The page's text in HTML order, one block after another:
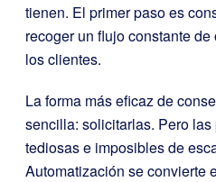
tienen. El primer paso es
recoger un flujo constante
los clientes.
La forma más eficaz de
sencilla: solicitarlas. Pero
tediosas e imposibles de
Automatización se convierte